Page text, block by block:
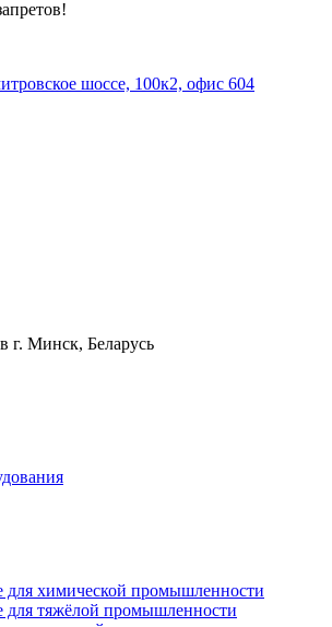
шоссе, 100к2, офис 604
г. Минск, Беларусь
для химической промышленности
для тяжёлой промышленности